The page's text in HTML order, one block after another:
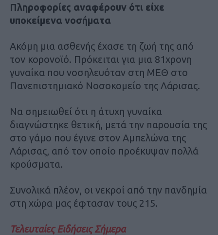
Πληροφορίες αναφέρουν ότι είχε
υποκείμενα νοσήματα
Ακόμη μια ασθενής έχασε τη ζωή της από
τον κορονοϊό. Πρόκειται για μια 81χρονη
γυναίκα που νοσηλευόταν στη ΜΕΘ στο
Πανεπιστημιακό Νοσοκομείο της Λάρισας.
Να σημειωθεί ότι η άτυχη γυναίκα
διαγνώστηκε θετική, μετά την παρουσία της
στο γάμο που έγινε στον Αμπελώνα της
Λάρισας, από τον οποίο προέκυψαν πολλά
κρούσματα.
Συνολικά πλέον, οι νεκροί από την πανδημία
στη χώρα μας έφτασαν τους 215.
Τελευταίες Ειδήσεις Σήμερα